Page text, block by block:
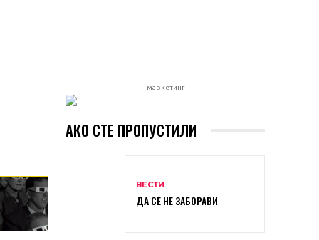
- маркетинг -
АКО СТЕ ПРОПУСТИЛИ
ВЕСТИ
ДА СЕ НЕ ЗАБОРАВИ